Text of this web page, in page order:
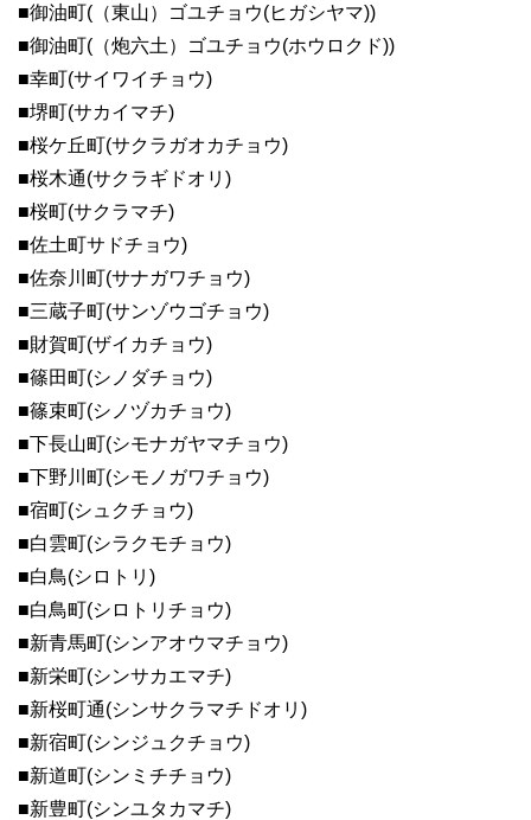
■御油町(（東山）ゴユチョウ(ヒガシヤマ))
■御油町(（炮六土）ゴユチョウ(ホウロクド))
■幸町(サイワイチョウ)
■堺町(サカイマチ)
■桜ケ丘町(サクラガオカチョウ)
■桜木通(サクラギドオリ)
■桜町(サクラマチ)
■佐土町サドチョウ)
■佐奈川町(サナガワチョウ)
■三蔵子町(サンゾウゴチョウ)
■財賀町(ザイカチョウ)
■篠田町(シノダチョウ)
■篠束町(シノヅカチョウ)
■下長山町(シモナガヤマチョウ)
■下野川町(シモノガワチョウ)
■宿町(シュクチョウ)
■白雲町(シラクモチョウ)
■白鳥(シロトリ)
■白鳥町(シロトリチョウ)
■新青馬町(シンアオウマチョウ)
■新栄町(シンサカエマチ)
■新桜町通(シンサクラマチドオリ)
■新宿町(シンジュクチョウ)
■新道町(シンミチチョウ)
■新豊町(シンユタカマチ)